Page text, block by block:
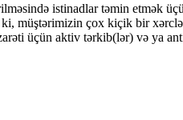
istinadlar təmin etmək
müştərimizin çox kiçik bir
üçün aktiv tərkib(lər) və ya